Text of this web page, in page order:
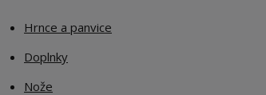
Hrnce a panvice
Doplnky
Nože